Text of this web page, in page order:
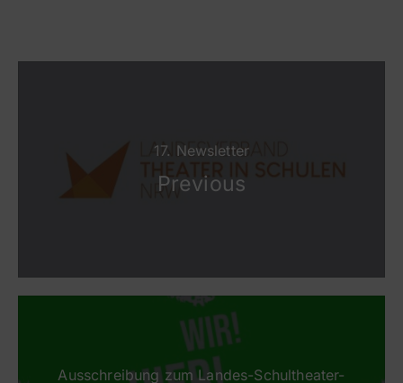
17. Newsletter
Previous
Ausschreibung zum Landes-Schultheater-